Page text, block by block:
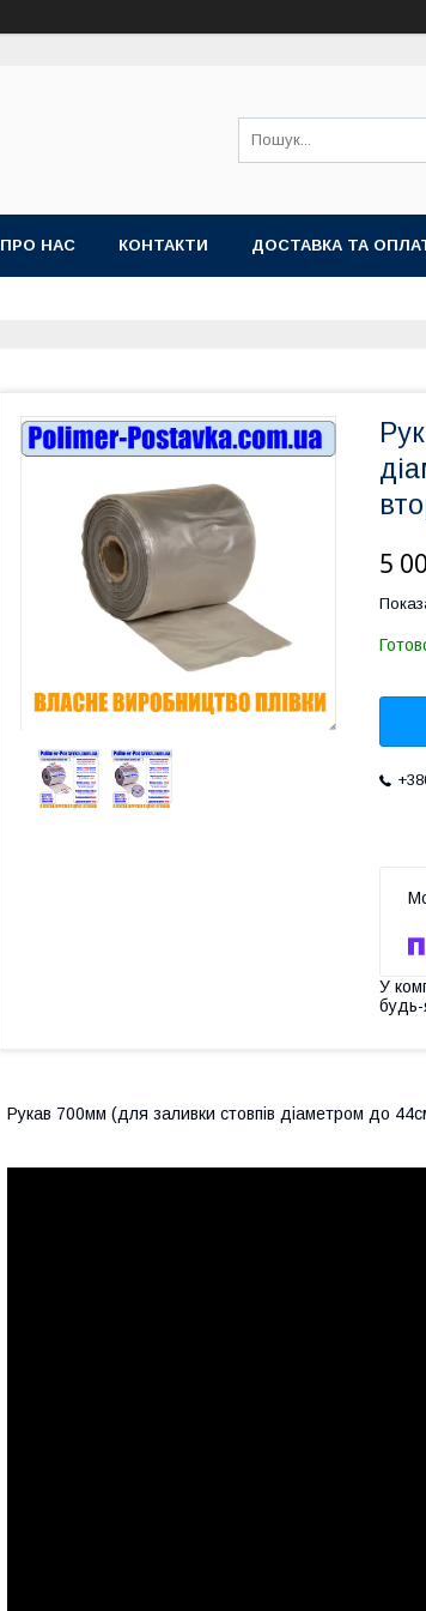
ПРО НАС КОНТАКТИ ДОСТАВКА ТА
5
У
будь-
Рукав 700мм (для заливки стовпів діаметром до